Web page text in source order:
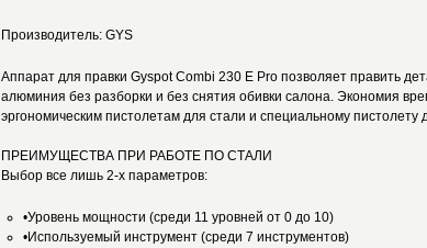
Производитель: GYS
Аппарат для правки Gyspot Combi 230 E Pro позволяет править
алюминия без разборки и без снятия обивки салона. Экономия
эргономическим пистолетам для стали и специальному
ПРЕИМУЩЕСТВА ПРИ РАБОТЕ ПО СТАЛИ
Выбор все лишь 2-х параметров:
•Уровень мощности (среди 11 уровней от 0 до 10)
•Используемый инструмент (среди 7 инструментов)